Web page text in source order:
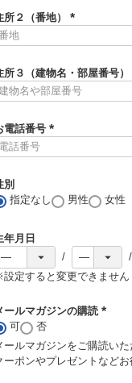
)
所２（番地）
必
)
所３（建物名・部屋番号）
電話番号
必
別
指定なし
男性 女性
年月日
定すると変更できません
ールマガジンの購読
必
須
可
否
ールマガジンをご購読い
ーポンやプレゼントなどお